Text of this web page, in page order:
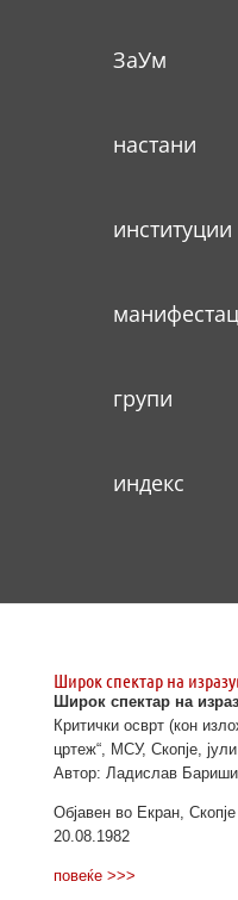
ЗаУм
настани
институции
групи
индекс
Широк спектар на
Широк спектар на
Критички осврт (кон
цртеж“, МСУ, Скопје,
Автор: Ладислав
Објавен во Екран, Скопје
20.08.1982
повеќе >>>